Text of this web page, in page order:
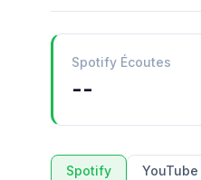
Spotify Écoutes
--
Spotify YouTube